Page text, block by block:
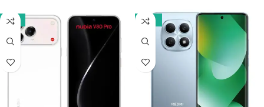
-11% -10%